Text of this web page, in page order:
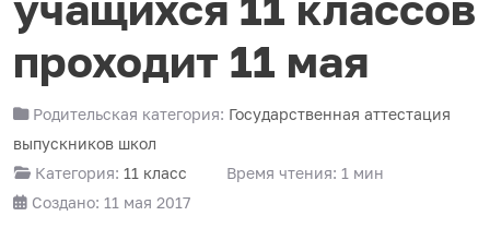
проходит 11 мая
Родительская категория: Государственная аттестация
выпускников школ
Категория: 11 класс
Время чтения: 1 мин
Создано: 11 мая 2017